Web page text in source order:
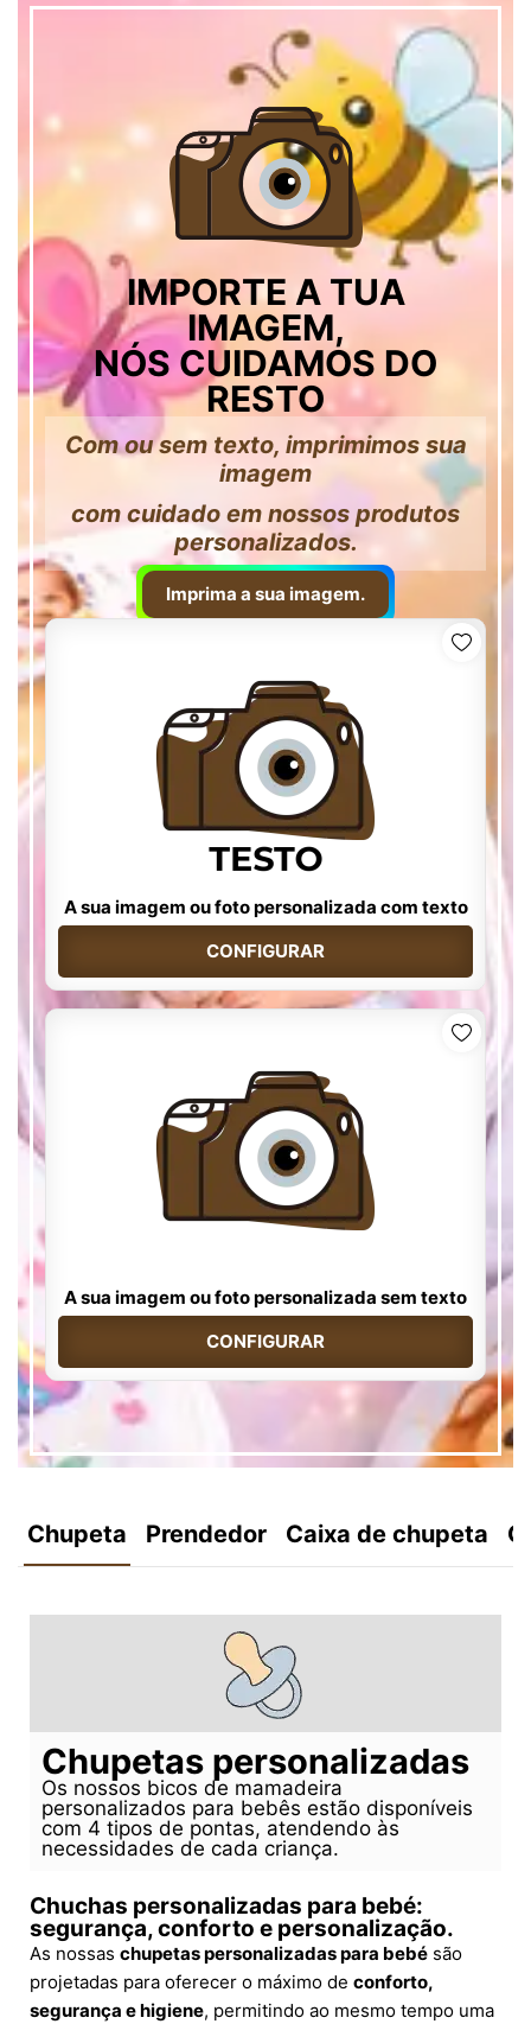
IMPORTE A TUA
IMAGEM,
NÓS CUIDAMOS DO
RESTO
Com ou sem texto, imprimimos sua
imagem
com cuidado em nossos produtos
personalizados.
Imprima a sua imagem.
A sua imagem ou foto personalizada com texto
CONFIGURAR
A sua imagem ou foto personalizada sem texto
CONFIGURAR
Chupeta Prendedor Caixa de chupeta
Chupetas personalizadas
Os nossos bicos de mamadeira
personalizados para bebês estão disponíveis
com 4 tipos de pontas, atendendo às
necessidades de cada criança.
Chuchas personalizadas para bebé:
segurança, conforto e personalização.
As nossas chupetas personalizadas para bebé são
projetadas para oferecer o máximo de conforto,
segurança e higiene, permitindo ao mesmo tempo uma